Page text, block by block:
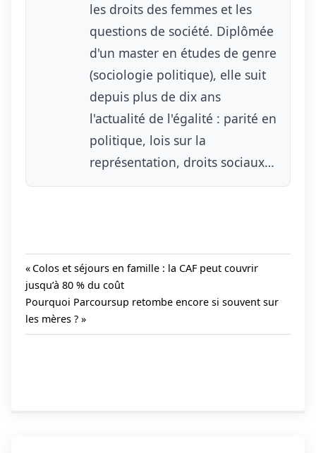
les droits des femmes et les
questions de société. Diplômée
d'un master en études de genre
(sociologie politique), elle suit
depuis plus de dix ans
l'actualité de l'égalité : parité en
politique, lois sur la
représentation, droits sociaux…
Navigation
de
l’article
Previous
Post:
Colos et séjours en famille : la CAF peut couvrir
jusqu’à 80 % du coût
Next
Post:
Pourquoi Parcoursup retombe encore si souvent sur
les mères ?